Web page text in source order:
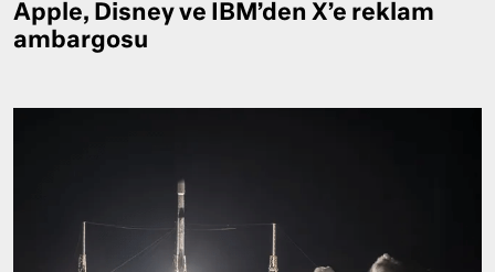
Apple, Disney ve IBM’den X’e reklam
ambargosu